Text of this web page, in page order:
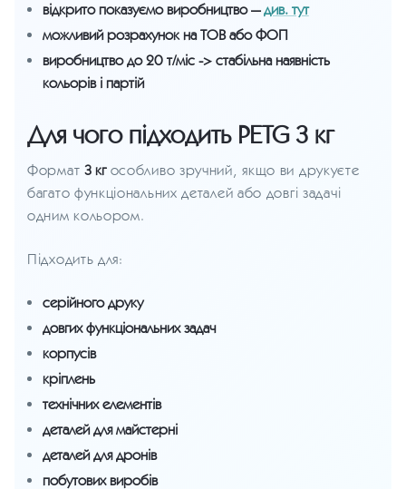
відкрито показуємо виробництво —див. тут
можливий розрахунок на ТОВ або ФОП
виробництво до 20 т/міс -> стабільна наявність
кольорів і партій
Для чого підходить PETG 3 кг
Формат 3 кгособливо зручний, якщо ви друкуєте
багато функціональних деталей або довгі задачі
одним кольором.
Підходить для:
серійного друку
довгих функціональних задач
корпусів
кріплень
технічних елементів
деталей для майстерні
деталей для дронів
побутових виробів